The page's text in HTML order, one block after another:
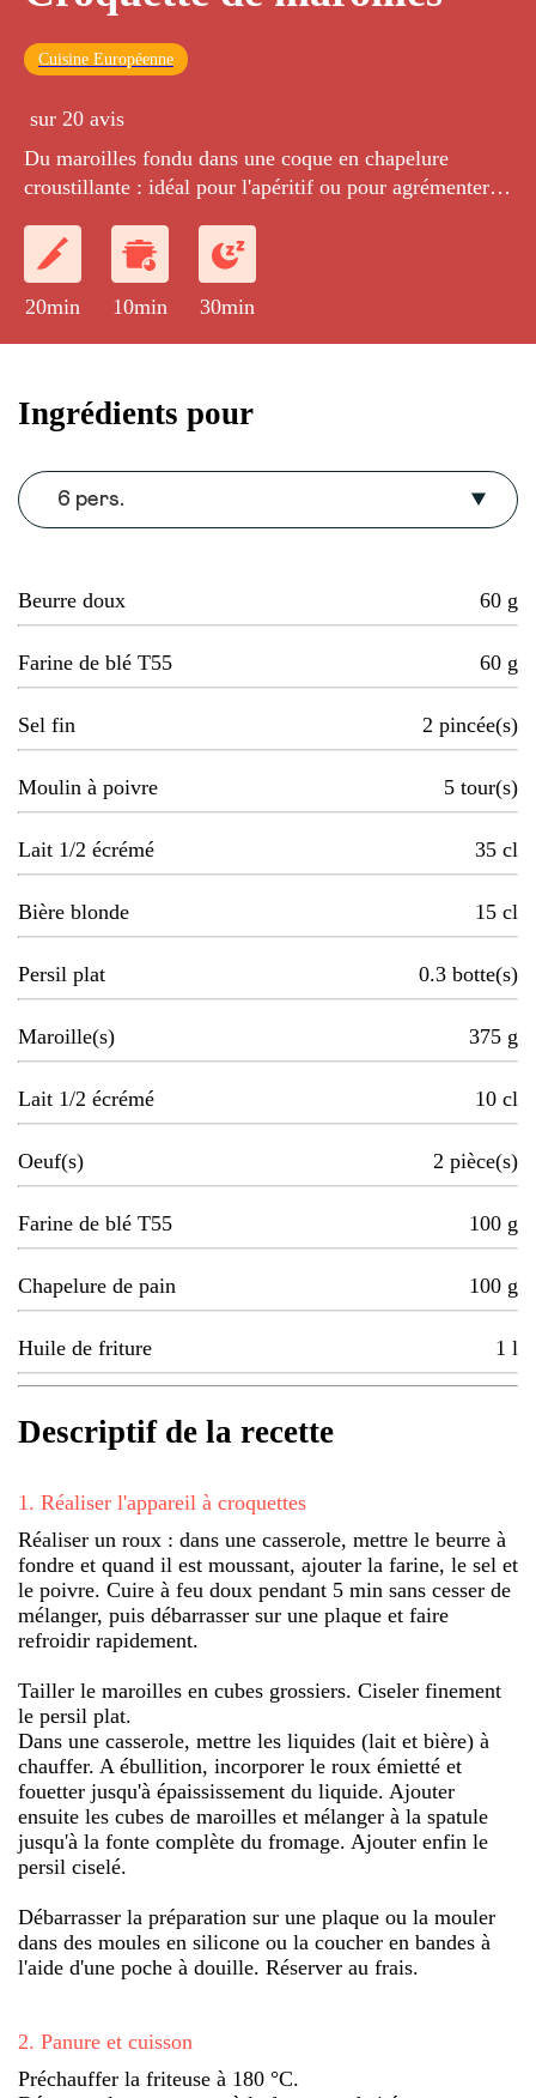
Cuisine Européenne
sur 20 avis
Du maroilles fondu dans une coque en chapelure
croustillante : idéal pour l'apéritif ou pour agrémenter
20min 10min 30min
Ingrédients pour
6 pers.
Beurre doux 60 g
Farine de blé T55 60 g
Sel fin 2 pincée(s)
Moulin à poivre 5 tour(s)
Lait 1/2 écrémé 35 cl
Bière blonde 15 cl
Persil plat 0.3 botte(s)
Maroille(s) 375 g
Lait 1/2 écrémé 10 cl
Oeuf(s) 2 pièce(s)
Farine de blé T55 100 g
Chapelure de pain 100 g
Huile de friture 1 l
Descriptif de la recette
1 . Réaliser l'appareil à croquettes
Réaliser un roux : dans une casserole, mettre le beurre à
fondre et quand il est moussant, ajouter la farine, le sel et
le poivre. Cuire à feu doux pendant 5 min sans cesser de
mélanger, puis débarrasser sur une plaque et faire
refroidir rapidement.
Tailler le maroilles en cubes grossiers. Ciseler finement
le persil plat.
Dans une casserole, mettre les liquides (lait et bière) à
chauffer. A ébullition, incorporer le roux émietté et
fouetter jusqu'à épaississement du liquide. Ajouter
ensuite les cubes de maroilles et mélanger à la spatule
jusqu'à la fonte complète du fromage. Ajouter enfin le
persil ciselé.
Débarrasser la préparation sur une plaque ou la mouler
dans des moules en silicone ou la coucher en bandes à
l'aide d'une poche à douille. Réserver au frais.
2. Panure et cuisson
Préchauffer la friteuse à 180 °C.